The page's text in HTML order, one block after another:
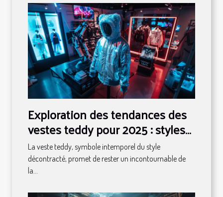
Exploration des tendances des
vestes teddy pour 2025 : styles
et conseils
La veste teddy, symbole intemporel du style
décontracté, promet de rester un incontournable de
la...